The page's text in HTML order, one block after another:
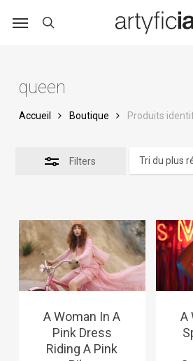
queen
Accueil Boutique Produits
Filters
A Woman In A
Pink Dress
Riding A Pink
A